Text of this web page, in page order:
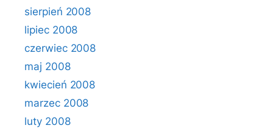
sierpień 2008
lipiec 2008
czerwiec 2008
maj 2008
kwiecień 2008
marzec 2008
luty 2008